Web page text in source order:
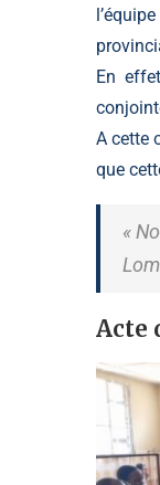
En
A cette
que
«
Acte